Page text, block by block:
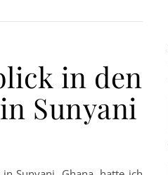
in den
Sunyani